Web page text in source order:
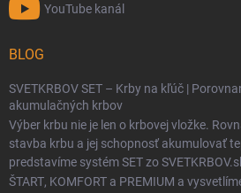
YouTube kanál
BLOG
SVETKRBOV SET – Krby na kľúč |
akumulačných krbov
Výber krbu nie je len o krbovej vložke.
stavba krbu a jej schopnosť akumulovať
predstavíme systém SET zo
ŠTART, KOMFORT a PREMIUM a